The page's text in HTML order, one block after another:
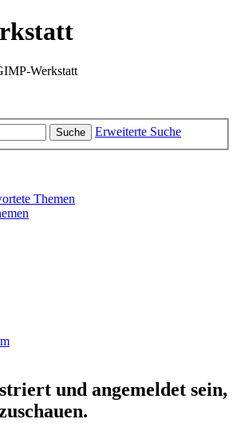
Werkstatt
Suche Erweiterte Suche
Themen
und angemeldet sein,